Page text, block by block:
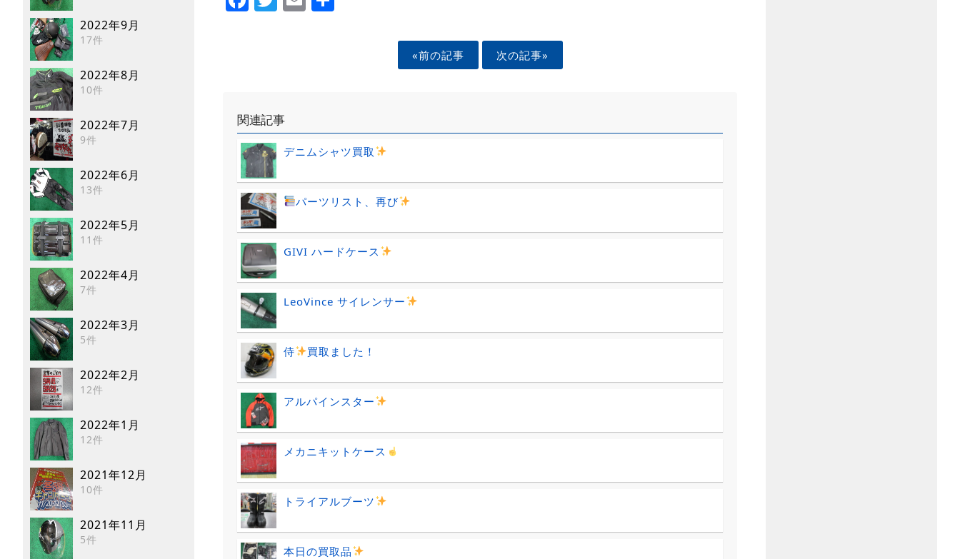
2022年9月
17件
2022年8月
10件
2022年7月
9件
2022年6月
13件
2022年5月
11件
2022年4月
7件
2022年3月
5件
2022年2月
12件
2022年1月
12件
2021年12月
10件
2021年11月
5件
«前の記事 次の記事»
関連記事
デニムシャツ買取
パーツリスト、再び
GIVI ハードケース
LeoVince サイレンサー
侍 買取ました！
アルパインスター
メカニキットケース
トライアルブーツ
本日の買取品